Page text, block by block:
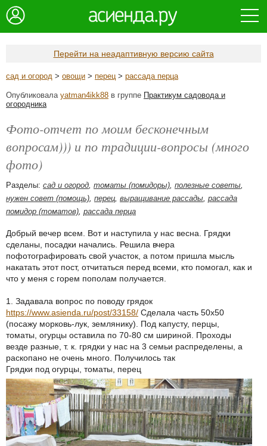
Перейти на неадаптивную версию сайта
сад и огород > овощи > перец> рассада перца
Опубликовала yatman4ikk88 в группе Практикум садовода и
огородника
Фото-отчет по моим бесконечным
вопросам))) и по традиции-вопросы (много
фото)
Разделы: сад и огород, томаты (помидоры), полезные советы,
нужен совет (помощь), перец, выращивание рассады, рассада
помидор (томатов), рассада перца
Добрый вечер всем. Вот и наступила у нас весна. Грядки
сделаны, посадки начались. Решила вчера
пофотографировать свой участок, а потом пришла мысль
накатать этот пост, отчитаться перед всеми, кто помогал, как и
что у меня с горем пополам получается.
1. Задавала вопрос по поводу грядок
https://www.asienda.ru/post/33158/ Сделала часть 50х50
(посажу морковь-лук, землянику). Под капусту, перцы,
томаты, огурцы оставила по 70-80 см шириной. Проходы
везде разные, т. к. грядки у нас на 3 семьи распределены, а
раскопано не очень много. Получилось так
Грядки под огурцы, томаты, перец